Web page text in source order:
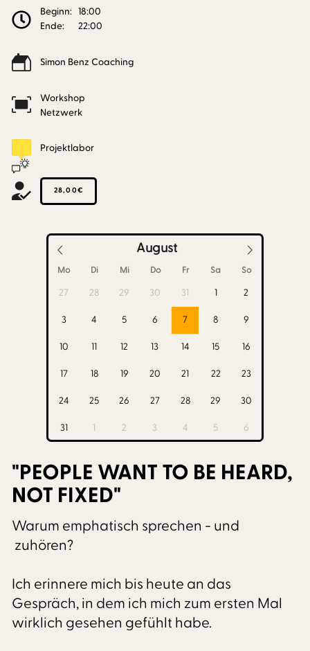
Beginn: 18:00
Ende:
22:00
Simon Benz Coaching
Workshop
Netzwerk
Projektlabor
28,00€
August
Mo Di Mi Do Fr Sa So
27 28 29 30 31 1 2
3 4 5 6 7 8 9
10 11 12 13 14 15 16
17 18 19 20 21 22 23
24 25 26 27 28 29 30
31 1 2 3 4 5 6
"PEOPLE WANT TO BE HEARD,
NOT FIXED"
Warum emphatisch sprechen - und
zuhören?
Ich erinnere mich bis heute an das
Gespräch, in dem ich mich zum ersten Mal
wirklich gesehen gefühlt habe.